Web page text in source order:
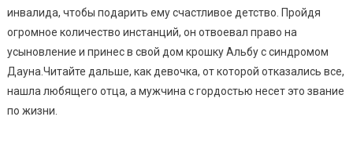
инвалида, чтобы подарить ему счастливое детство. Пройдя
огромное количество инстанций, он отвоевал право на
усыновление и принес в свой дом крошку Альбу с синдромом
Дауна.Читайте дальше, как девочка, от которой отказались все,
нашла любящего отца, а мужчина с гордостью несет это звание
по жизни.